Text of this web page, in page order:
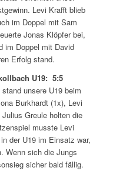
Levi Krafft blieb
im Doppel mit Sam
Jonas Klöpfer bei,
im Doppel mit David
Erfolg stand.
U19: 5:5
unsere U19 beim
Burkhardt (1x), Levi
Greule holten die
musste Levi
der U19 im Einsatz war,
Wenn sich die Jungs
sicher bald fällig.